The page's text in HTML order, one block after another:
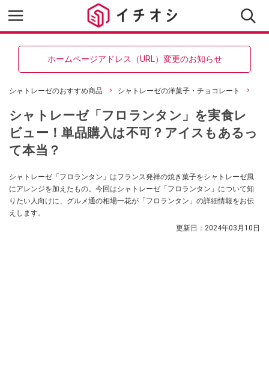
ホームページアドレス（URL）変更のお知らせ
シャトレーゼのおすすめ商品 シャトレーゼの洋菓子・チョコレート
シャトレーゼ「フロランタン」を実食レ
ビュー！単品購入は不可？アイスもあるっ
て本当？
シャトレーゼ「フロランタン」はフランス発祥の焼き菓子をシャトレーゼ風
にアレンジを加えたもの。今回はシャトレーゼ「フロランタン」について知
りたい人向けに、グルメ通の相場一花が「フロランタン」の詳細情報をお伝
えします。
更新日： 2024年03月10日